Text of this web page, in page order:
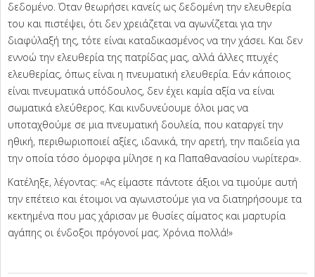
δεδομένο. Όταν θεωρήσει κανείς ως δεδομένη την ελευθερία
του και πιστέψει, ότι δεν χρειάζεται να αγωνίζεται για την
διαφύλαξή της, τότε είναι καταδικασμένος να την χάσει. Και δεν
εννοώ την ελευθερία της πατρίδας μας, αλλά άλλες πτυχές
ελευθερίας, όπως είναι η πνευματική ελευθερία. Εάν κάποιος
είναι πνευματικά υπόδουλος, δεν έχει καμία αξία να είναι
σωματικά ελεύθερος. Και κινδυνεύουμε όλοι μας να
υποταχθούμε σε μια πνευματική δουλεία, που καταργεί την
ηθική, περιθωριοποιεί αξίες, ιδανικά, την αρετή, την παιδεία για
την οποία τόσο όμορφα μίλησε η κα Παπαθανασίου νωρίτερα».
Κατέληξε, λέγοντας: «Ας είμαστε πάντοτε άξιοι να τιμούμε αυτή
την επέτειο και έτοιμοι να αγωνιστούμε για να διατηρήσουμε τα
κεκτημένα που μας χάρισαν με θυσίες αίματος και μαρτυρία
αγάπης οι ένδοξοι πρόγονοί μας. Χρόνια πολλά!»